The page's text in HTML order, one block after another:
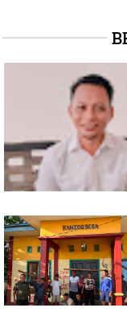
Dituding Jadikan
Bendahara Desa
sebagai "ATM
Armin Soamole:
Dibuktikan